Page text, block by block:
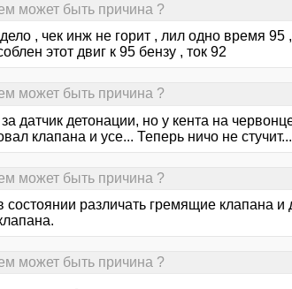
может быть причина ?
, чек инж не горит , лил одно время 95
этот двиг к 95 бензу , ток 92
может быть причина ?
датчик детонации, но у кента на
клапана и усе... Теперь ничо не стучит...
может быть причина ?
состоянии различать гремящие клапана и
может быть причина ?